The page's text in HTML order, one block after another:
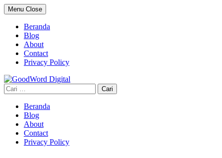
Skip
to
content
Menu Close
Beranda
Blog
About
Contact
Privacy Policy
Cari
untuk:
Beranda
Blog
About
Contact
Privacy Policy